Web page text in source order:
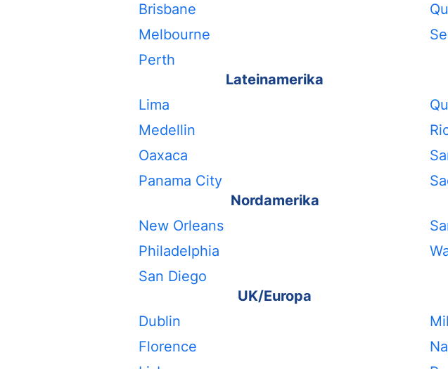
Brisbane
Melbourne
Perth
Lateinamerika
Lima
Medellin
Oaxaca
Panama City
Nordamerika
New Orleans
Philadelphia
San Diego
UK/Europa
Dublin
Florence